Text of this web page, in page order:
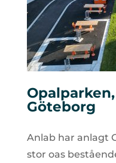
Göteborg
Anlab har anlagt
stor oas